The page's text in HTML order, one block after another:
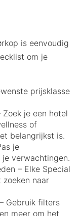
is eenvoudig
om je
prijsklasse
je een hotel
of
belangrijkst is.
je
verwachtingen.
– Elke Special
naar
Gebruik filters
meer om het